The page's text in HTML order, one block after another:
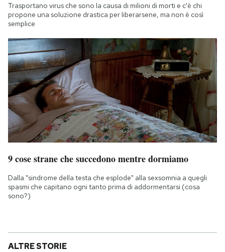
Trasportano virus che sono la causa di milioni di morti e c'è chi
propone una soluzione drastica per liberarsene, ma non è così
semplice
9 cose strane che succedono mentre dormiamo
Dalla "sindrome della testa che esplode" alla sexsomnia a quegli
spasmi che capitano ogni tanto prima di addormentarsi (cosa
sono?)
ALTRE STORIE